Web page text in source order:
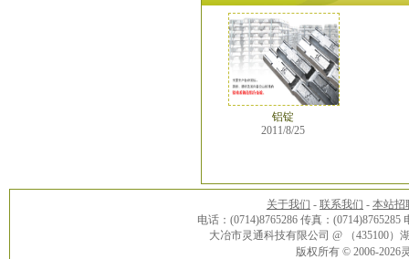
铝锭
2011/8/25
关于我们 - 联系我们 - 本站招
电话：(0714)8765286 传真：(0714)8765285
大冶市灵通科技有限公司 @ （435100
版权所有 © 2006-2026